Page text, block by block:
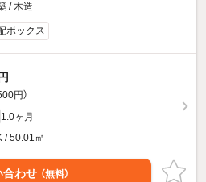
/ 木造
ボックス
円）
1.0ヶ月
/ 50.01㎡
合わせ （無料）